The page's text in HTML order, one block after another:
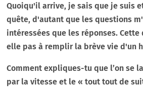
Quoiqu'il arrive, je sais que je suis
quête, d'autant que les questions
intéressées que les réponses.
elle pas à remplir la brève vie d'un
Comment expliques-tu que l’on se
par la vitesse et le « tout tout de